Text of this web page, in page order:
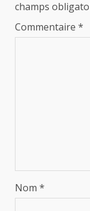
champs
Commentaire *
Nom *